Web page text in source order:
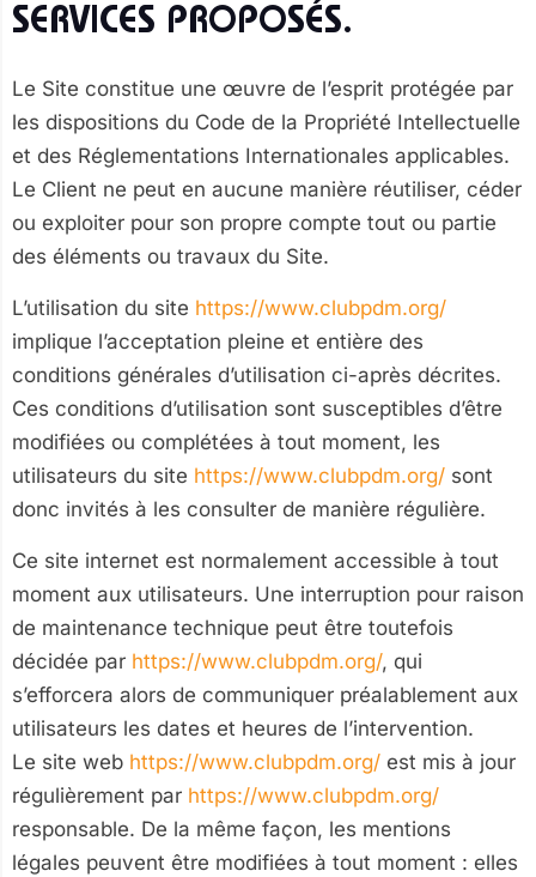
SERVICES PROPOSÉS.
Le Site constitue une œuvre de l’esprit protégée par
les dispositions du Code de la Propriété Intellectuelle
et des Réglementations Internationales applicables.
Le Client ne peut en aucune manière réutiliser, céder
ou exploiter pour son propre compte tout ou partie
des éléments ou travaux du Site.
L’utilisation du site https://www.clubpdm.org/
implique l’acceptation pleine et entière des
conditions générales d’utilisation ci-après décrites.
Ces conditions d’utilisation sont susceptibles d’être
modifiées ou complétées à tout moment, les
utilisateurs du site https://www.clubpdm.org/ sont
donc invités à les consulter de manière régulière.
Ce site internet est normalement accessible à tout
moment aux utilisateurs. Une interruption pour raison
de maintenance technique peut être toutefois
décidée par https://www.clubpdm.org/, qui
s’efforcera alors de communiquer préalablement aux
utilisateurs les dates et heures de l’intervention.
Le site web https://www.clubpdm.org/ est mis à jour
régulièrement par https://www.clubpdm.org/
responsable. De la même façon, les mentions
légales peuvent être modifiées à tout moment : elles